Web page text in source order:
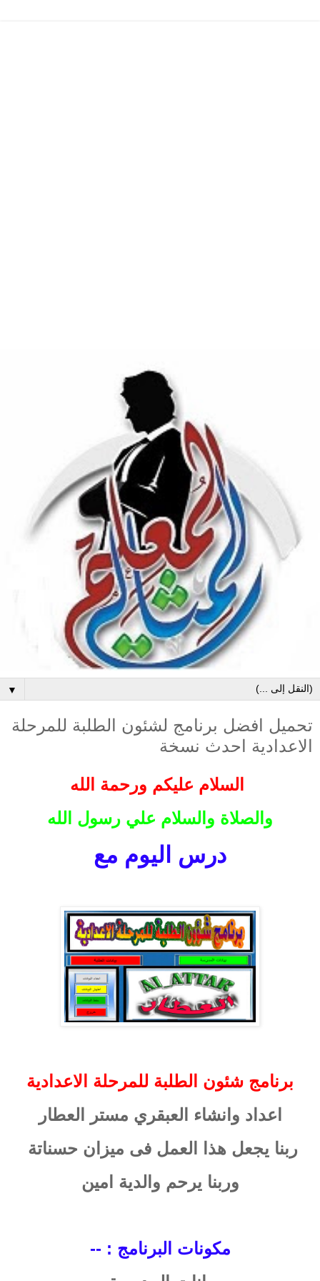
▼
تحميل افضل برنامج لشئون الطلبة للمرحلة
الاعدادية احدث نسخة
السلام عليكم ورحمة الله
والصلاة والسلام علي رسول الله
درس اليوم مع
برنامج شئون الطلبة للمرحلة الاعدادية
اعداد وانشاء العبقري مستر العطار
ربنا يجعل هذا العمل فى ميزان حسناتة
وربنا يرحم والدية امين
مكونات البرنامج : --